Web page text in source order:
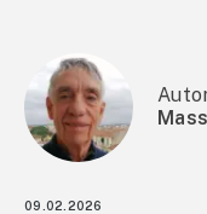
09.02.2026